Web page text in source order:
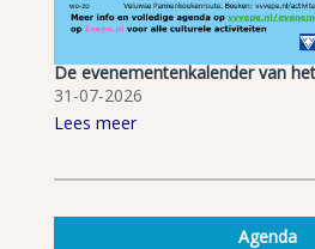
De evenementenkalender van het
31-07-2026
Lees meer
Agenda